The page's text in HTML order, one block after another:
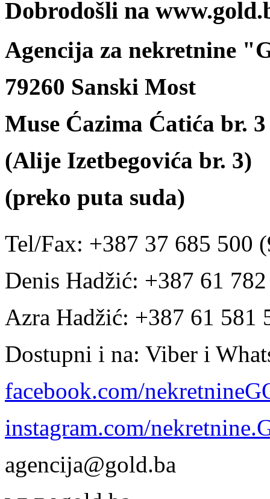
Dobrodošli na
Agencija za nekretnine
79260 Sanski Most
Muse Ćazima Ćatića br. 3
(Alije Izetbegovića br. 3)
(preko puta suda)
Tel/Fax: +387 37 685 500
Denis Hadžić: +387 61
Azra Hadžić: +387 61 581
Dostupni i na: Viber i
facebook.com/
instagram.com/
agencija@gold.ba